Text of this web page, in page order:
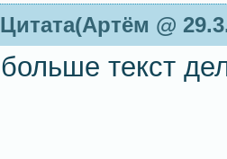
Цитата(Артём @
больше текст